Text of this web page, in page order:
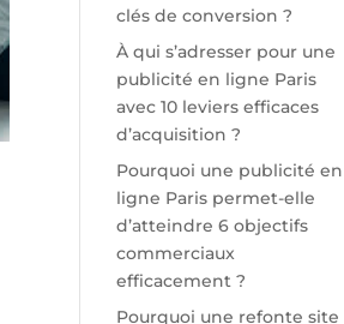
clés de conversion ?
À qui s’adresser pour une
publicité en ligne Paris
avec 10 leviers efficaces
d’acquisition ?
Pourquoi une publicité en
ligne Paris permet-elle
d’atteindre 6 objectifs
commerciaux
efficacement ?
Pourquoi une refonte site